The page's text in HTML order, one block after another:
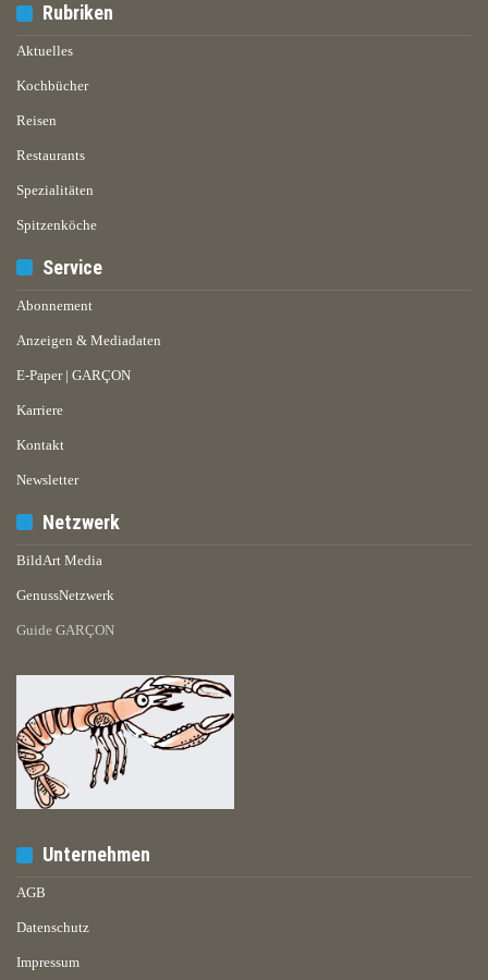
Rubriken
Aktuelles
Kochbücher
Reisen
Restaurants
Spezialitäten
Spitzenköche
Service
Abonnement
Anzeigen & Mediadaten
E-Paper | GARÇON
Karriere
Kontakt
Newsletter
Netzwerk
BildArt Media
GenussNetzwerk
Guide GARÇON
Unternehmen
AGB
Datenschutz
Impressum